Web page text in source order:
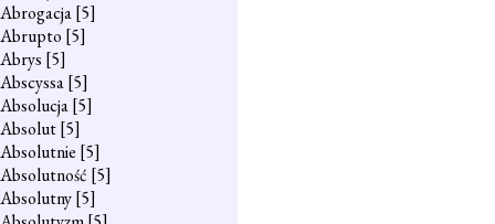
Abrogacja[5]
Abrupto [5]
Abrys [5]
Abscyssa[5]
Absolucja[5]
Absolut[5]
Absolutnie [5]
Absolutność [5]
Absolutny[5]